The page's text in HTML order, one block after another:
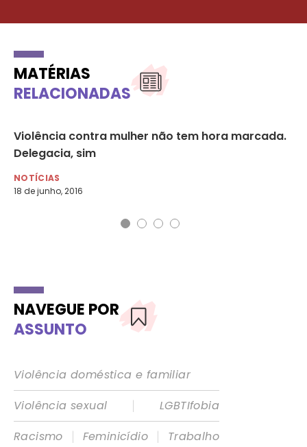
MATÉRIAS
RELACIONADAS
Violência contra mulher não tem hora marcada.
Delegacia, sim
NOTÍCIAS
18 de junho, 2016
NAVEGUE POR
ASSUNTO
Violência doméstica e familiar
Violência sexual
|
LGBTIfobia
Racismo
| Feminicídio |
Trabalho